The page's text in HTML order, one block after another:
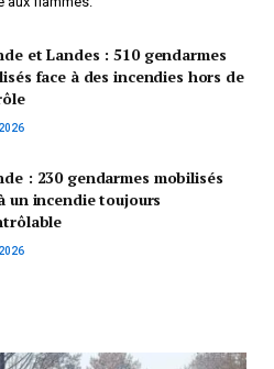
et Landes : 510 gendarmes
face à des incendies hors de
: 230 gendarmes mobilisés
un incendie toujours